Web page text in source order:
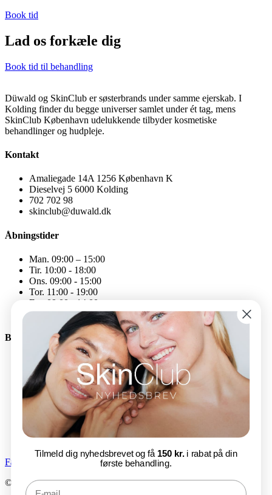
Book tid
Lad os forkæle dig
Book tid til behandling
Düwald og SkinClub er søsterbrands under samme ejerskab. I
Kolding finder du begge universer samlet under ét tag, mens
SkinClub København udelukkende tilbyder kosmetiske
behandlinger og hudpleje.
Kontakt
Amaliegade 14A 1256 København K
Dieselvej 5 6000 Kolding
702 702 98
skinclub@duwald.dk
Åbningstider
Man. 09:00 – 15:00
Tir. 10:00 - 18:00
Ons. 09:00 - 15:00
Tor. 11:00 - 19:00
Fre. 09:00 - 14:00
Åbningstiderne kan variere
Bliv en del af SkinClub
E-mail
Tilmeld nu
Facebook-f
Instagram
© SkinClub 2025
Tilmeld dig nyhedsbrevet og få 150 kr.i rabat på din
første behandling.